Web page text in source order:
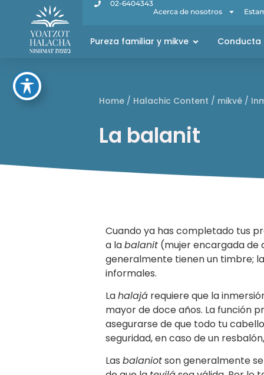
02-6404343
Acerca de nosotros
Pureza familiar y mikve
Home/ Halachic Content / mikvé/
La balanit
Cuando ya has completado tus
a labalanit(mujer encargada de
generalmente tienen un timbre;
informales.
Lahalajárequiere que la
mayor de doce años. La función
asegurarse de que todo tu
seguridad, en caso de un
Las balaniotson generalmente